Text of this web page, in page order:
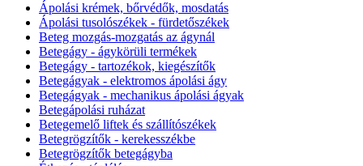
Ápolási krémek, bőrvédők, mosdatás
Ápolási tusolószékek - fürdetőszékek
Beteg mozgás-mozgatás az ágynál
Betegágy - ágykörüli termékek
Betegágy - tartozékok, kiegészítők
Betegágyak - elektromos ápolási ágy
Betegágyak - mechanikus ápolási ágyak
Betegápolási ruházat
Betegemelő liftek és szállítószékek
Betegrögzítők - kerekesszékbe
Betegrögzítők betegágyba